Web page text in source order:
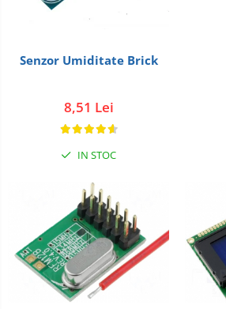
Senzor Umiditate Brick
8,51 Lei
IN STOC